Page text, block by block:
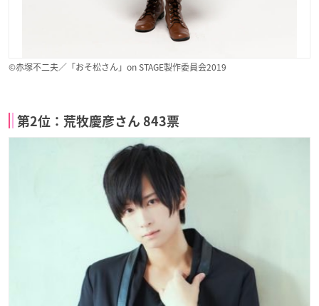
©赤塚不二夫／「おそ松さん」on STAGE製作委員会2019
第2位：荒牧慶彦さん 843票